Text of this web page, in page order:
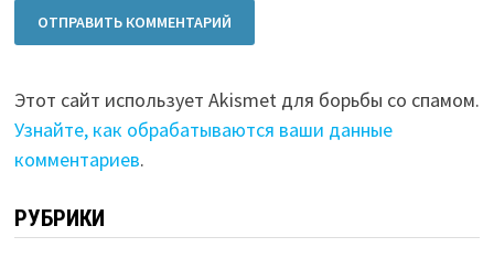
Этот сайт использует Akismet для борьбы со спамом.
Узнайте, как обрабатываются ваши данные
комментариев.
РУБРИКИ